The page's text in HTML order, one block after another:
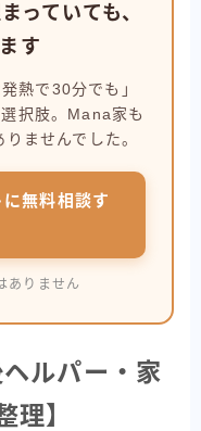
っていても、
す
熱で30分でも」
択肢。Mana家も
ませんでした。
無料相談す
ありません
ルパー・家
理】